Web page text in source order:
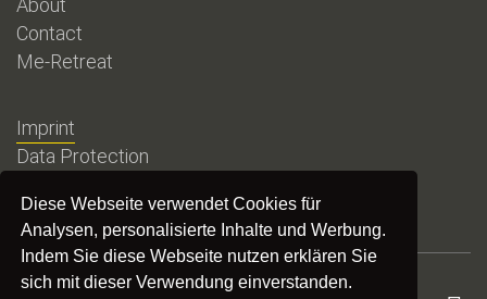
Diese Webseite verwendet Cookies für
Analysen, personalisierte Inhalte und Werbung.
Indem Sie diese Webseite nutzen erklären Sie
sich mit dieser Verwendung einverstanden.
About
Contact
Me-Retreat
Imprint
Data Protection